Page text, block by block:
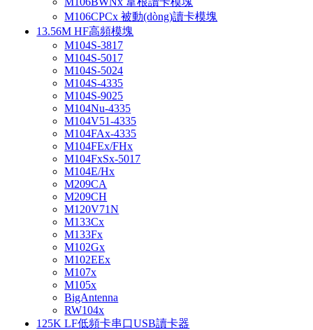
M106CPCx 被動(dòng)讀卡模塊
13.56M HF高頻模塊
M104S-3817
M104S-5017
M104S-5024
M104S-4335
M104S-9025
M104Nu-4335
M104V51-4335
M104FAx-4335
M104FEx/FHx
M104FxSx-5017
M104E/Hx
M209CA
M209CH
M120V71N
M133Cx
M133Fx
M102Gx
M102EEx
M107x
M105x
BigAntenna
RW104x
125K LF低頻卡串口USB讀卡器